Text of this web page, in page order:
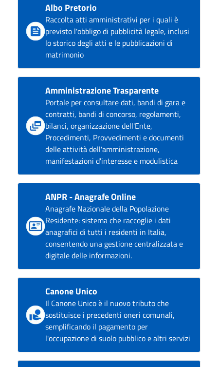
Albo Pretorio
Raccolta atti amministrativi per i quali è
previsto l'obbligo di pubblicità legale, inclusi
lo storico degli atti e le pubblicazioni di
matrimonio
Amministrazione Trasparente
Portale per consultare dati, bandi di gara e
contratti, bandi di concorso, regolamenti,
bilanci, organizzazione dell'Ente,
Procedimenti, Provvedimenti e documenti
delle attività dell'amministrazione,
manifestazioni d'interesse e modulistica
ANPR - Anagrafe Online
Anagrafe Nazionale della Popolazione
Residente: sistema che raccoglie i dati
anagrafici di tutti i residenti in Italia,
consentendo una gestione centralizzata e
digitale delle informazioni.
Canone Unico
Il Canone Unico è il nuovo tributo che
sostituisce i precedenti oneri comunali,
semplificando il pagamento per
l'occupazione di suolo pubblico e altri servizi